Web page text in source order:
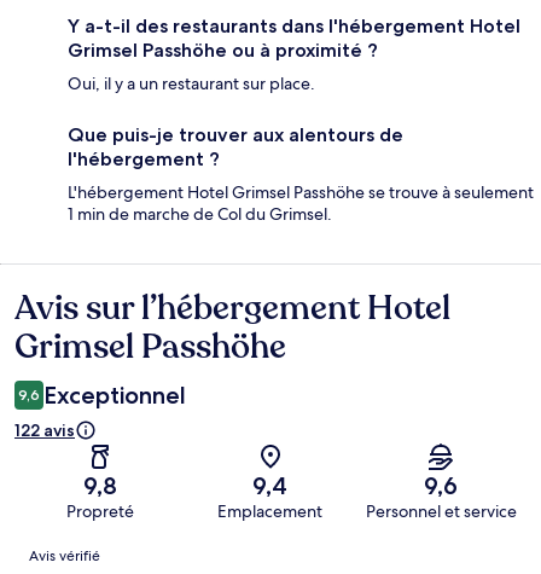
Y a-t-il des restaurants dans l'hébergement Hotel
Grimsel Passhöhe ou à proximité ?
Oui, il y a un restaurant sur place.
Que puis-je trouver aux alentours de
l'hébergement ?
L'hébergement Hotel Grimsel Passhöhe se trouve à seulement
1 min de marche de Col du Grimsel.
Avis
Avis sur l’hébergement Hotel
Grimsel Passhöhe
9,6 Exceptionnel
122 avis
9,8
Propreté
9,4
Emplacement
9,6
Personnel et service
Avis
Avis vérifié